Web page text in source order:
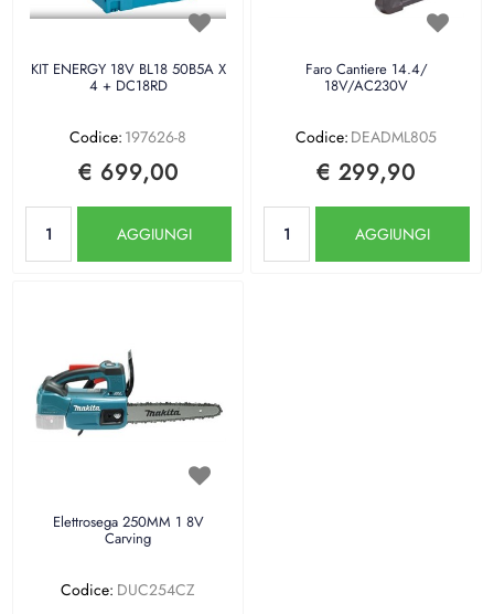
KIT ENERGY 18V BL18 50B5A X
4 + DC18RD
Codice: 197626-8
€ 699,00
AGGIUNGI
Faro Cantiere 14.4/
18V/AC230V
Codice: DEADML805
€ 299,90
AGGIUNGI
Elettrosega 250MM 1 8V
Carving
Codice: DUC254CZ